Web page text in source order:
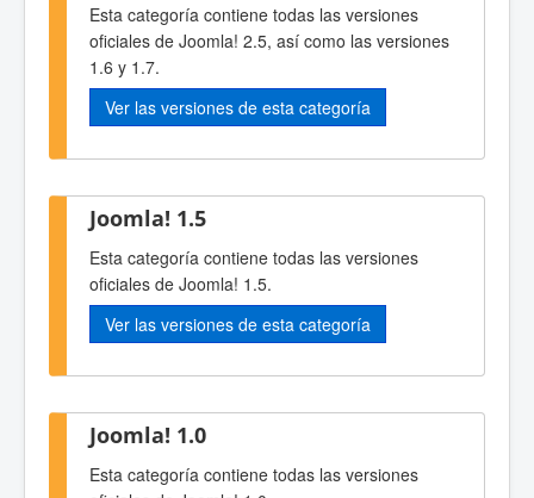
Esta categoría contiene todas las versiones
oficiales de Joomla! 2.5, así como las versiones
1.6 y 1.7.
Ver las versiones de esta categoría
Joomla! 1.5
Esta categoría contiene todas las versiones
oficiales de Joomla! 1.5.
Ver las versiones de esta categoría
Joomla! 1.0
Esta categoría contiene todas las versiones